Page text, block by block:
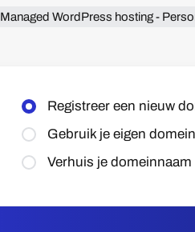
Managed WordPress hosting -
Registreer een nieuw
Gebruik je eigen domein
Verhuis je domeinnaam